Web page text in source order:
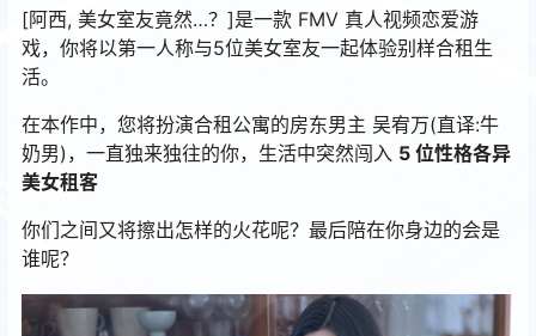
[阿西, 美女室友竟然…？]是一款 FMV 真人视频恋爱游
戏，你将以第一人称与5位美女室友一起体验别样合租生
活。
在本作中，您将扮演合租公寓的房东男主 吴宥万(直译:牛
奶男)，一直独来独往的你，生活中突然闯入 5 位性格各异
美女租客
你们之间又将擦出怎样的火花呢？最后陪在你身边的会是
谁呢？